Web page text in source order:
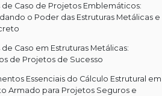
de Caso de Projetos Emblemáticos:
o Poder das Estruturas Metálicas e
de Caso em Estruturas Metálicas:
de Projetos de Sucesso
Essenciais do Cálculo Estrutural em
Armado para Projetos Seguros e